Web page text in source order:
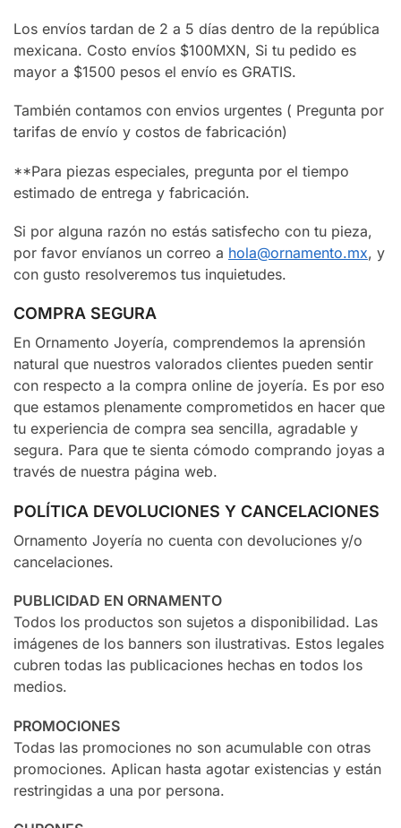
Los envíos tardan de 2 a 5 días dentro de la república
mexicana. Costo envíos $100MXN, Si tu pedido es
mayor a $1500 pesos el envío es GRATIS.
También contamos con envios urgentes ( Pregunta por
tarifas de envío y costos de fabricación)
**Para piezas especiales, pregunta por el tiempo
estimado de entrega y fabricación.
Si por alguna razón no estás satisfecho con tu pieza,
por favor envíanos un correo a hola@ornamento.mx, y
con gusto resolveremos tus inquietudes.
COMPRA SEGURA
En Ornamento Joyería, comprendemos la aprensión
natural que nuestros valorados clientes pueden sentir
con respecto a la compra online de joyería. Es por eso
que estamos plenamente comprometidos en hacer que
tu experiencia de compra sea sencilla, agradable y
segura. Para que te sienta cómodo comprando joyas a
través de nuestra página web.
POLÍTICA DEVOLUCIONES Y CANCELACIONES
Ornamento Joyería no cuenta con devoluciones y/o
cancelaciones.
PUBLICIDAD EN ORNAMENTO
Todos los productos son sujetos a disponibilidad. Las
imágenes de los banners son ilustrativas. Estos legales
cubren todas las publicaciones hechas en todos los
medios.
PROMOCIONES
Todas las promociones no son acumulable con otras
promociones. Aplican hasta agotar existencias y están
restringidas a una por persona.